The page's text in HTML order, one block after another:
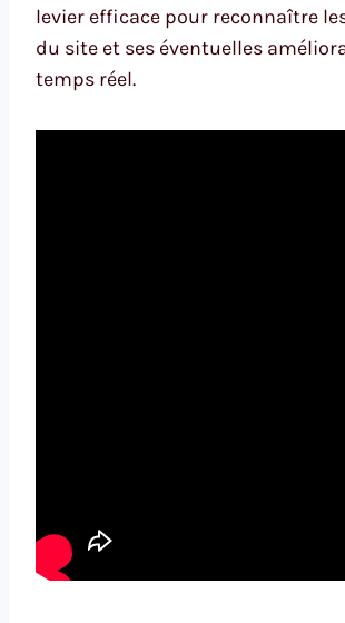
levier efficace pour reconnaître
du site et ses éventuelles
temps réel.